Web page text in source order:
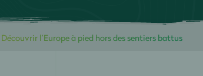
Découvrir l’Europe à pied hors des sentiers battus